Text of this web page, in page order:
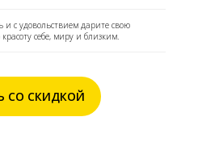
и с удовольствием дарите свою
себе, миру и близким.
СО СКИДКОЙ